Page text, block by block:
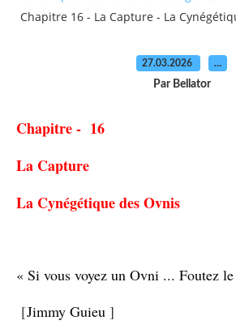
Chapitre 16 - La Capture - La
27.03.2026 …
Par Bellator
Chapitre - 16
La Capture
La Cynégétique des Ovnis
« Si vous voyez un Ovni ... Foutez
[Jimmy Guieu ]